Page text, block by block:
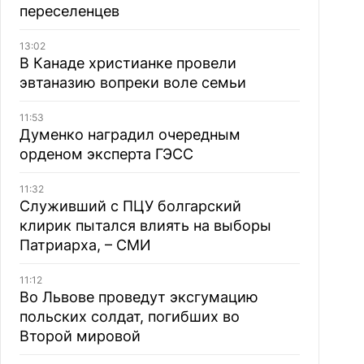
переселенцев
13:02
В Канаде христианке провели
эвтаназию вопреки воле семьи
11:53
Думенко наградил очередным
орденом эксперта ГЭСС
11:32
Служивший с ПЦУ болгарский
клирик пытался влиять на выборы
Патриарха, – СМИ
11:12
Во Львове проведут эксгумацию
польских солдат, погибших во
Второй мировой